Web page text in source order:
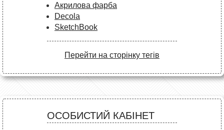
Акрилова фарба
Decola
SketchBook
Перейти на сторінку тегів
ОСОБИСТИЙ КАБІНЕТ